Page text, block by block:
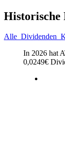
Historische
Alle Dividenden
In 2026 hat
0,0249€